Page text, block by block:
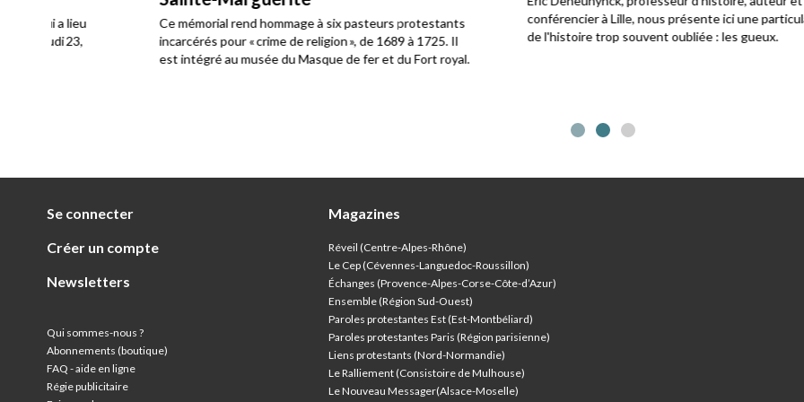
Ce mémorial rend hommage à six pasteurs protestants
incarcérés pour « crime de religion », de 1689 à 1725. Il
est intégré au musée du Masque de fer et du Fort royal.
conférencier à Lille, nous présente ici une particularité
de l'histoire trop souvent oubliée : les gueux.
Se connecter
Créer un compte
Newsletters
Qui sommes-nous ?
Abonnements (boutique)
FAQ - aide en ligne
Régie publicitaire
Magazines
Réveil (Centre-Alpes-Rhône)
Le Cep (Cévennes-Languedoc-Roussillon)
Échanges (Provence-Alpes-Corse-Côte-d’Azur)
Ensemble (Région Sud-Ouest)
Paroles protestantes Est (Est-Montbéliard)
Paroles protestantes Paris (Région parisienne)
Liens protestants (Nord-Normandie)
Le Ralliement (Consistoire de Mulhouse)
Le Nouveau Messager(Alsace-Moselle)